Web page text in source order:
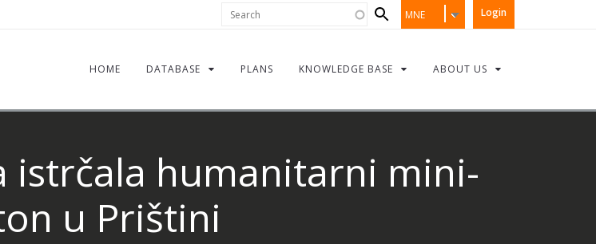
Login
MNE
Search
form
HOME DATABASE PLANS KNOWLEDGE BASE ABOUT US
istrčala humanitarni mini-
u Prištini